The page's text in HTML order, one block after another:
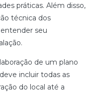
práticas. Além disso,
técnica dos
seu
de um plano
incluir todas as
do local até a